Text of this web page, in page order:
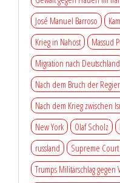
José Manuel Barroso
Krieg in Nahost
Massud
Migration nach Deutschland
Nach dem Bruch der
Nach dem Krieg zwischen
New York
Olaf Scholz
russland
Supreme
Trumps Militärschlag gegen